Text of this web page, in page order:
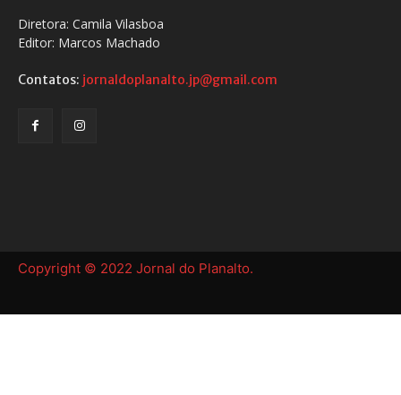
Diretora: Camila Vilasboa
Editor: Marcos Machado
Contatos: jornaldoplanalto.jp@gmail.com
Copyright © 2022 Jornal do Planalto.